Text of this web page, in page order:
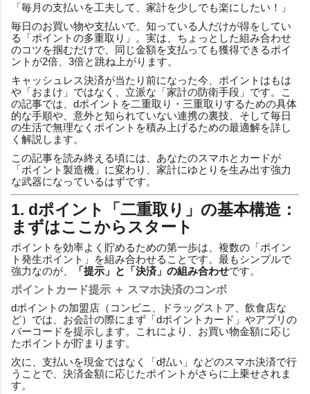
「毎月の支払いを工夫して、家計を少しでも楽にしたい！」
毎日のお買い物や支払いで、知っている人だけが得をしてい
る「ポイントの多重取り」。実は、ちょっとした組み合わせ
のコツを掴むだけで、同じ金額を支払っても獲得できるポイ
ントが2倍、3倍と跳ね上がります。
キャッシュレス決済が当たり前になった今、ポイントはもは
や「おまけ」ではなく、立派な「家計の防衛手段」です。こ
の記事では、dポイントを二重取り・三重取りするための具体
的な手順や、意外と知られていない連携の裏技、そして毎日
の生活で無理なくポイントを積み上げるための最適解を詳し
く解説します。
この記事を読み終える頃には、あなたのスマホとカードが
「ポイント製造機」に変わり、家計にゆとりを生み出す強力
な武器になっているはずです。
1. dポイント「二重取り」の基本構造：
まずはここからスタート
ポイントを効率よく貯めるための第一歩は、複数の「ポイン
ト発生ポイント」を組み合わせることです。最もシンプルで
強力なのが、
「提示」と「決済」の組み合わせです。
ポイントカード提示 ＋ スマホ決済のコンボ
dポイントの加盟店（コンビニ、ドラッグストア、飲食店な
ど）では、お会計の際にまず「dポイントカード」やアプリの
バーコードを提示します。これにより、お買い物金額に応じ
たポイントが貯まります。
次に、支払いを現金ではなく「d払い」などのスマホ決済で行
うことで、決済金額に応じたポイントがさらに上乗せされま
す。